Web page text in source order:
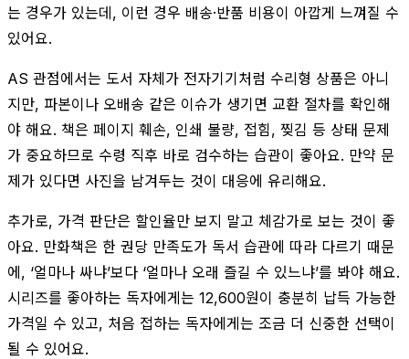
는 경우가 있는데, 이런 경우 배송·반품 비용이 아깝게 느껴질 수
있어요.
AS 관점에서는 도서 자체가 전자기기처럼 수리형 상품은 아니
지만, 파본이나 오배송 같은 이슈가 생기면 교환 절차를 확인해
야 해요. 책은 페이지 훼손, 인쇄 불량, 접힘, 찢김 등 상태 문제
가 중요하므로 수령 직후 바로 검수하는 습관이 좋아요. 만약 문
제가 있다면 사진을 남겨두는 것이 대응에 유리해요.
추가로, 가격 판단은 할인율만 보지 말고 체감가로 보는 것이 좋
아요. 만화책은 한 권당 만족도가 독서 습관에 따라 다르기 때문
에, ‘얼마나 싸냐’보다 ‘얼마나 오래 즐길 수 있느냐’를 봐야 해요.
시리즈를 좋아하는 독자에게는 12,600원이 충분히 납득 가능한
가격일 수 있고, 처음 접하는 독자에게는 조금 더 신중한 선택이
될 수 있어요.